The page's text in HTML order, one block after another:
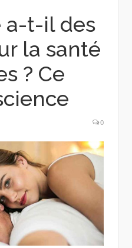
a-t-il des
la santé
? Ce
0